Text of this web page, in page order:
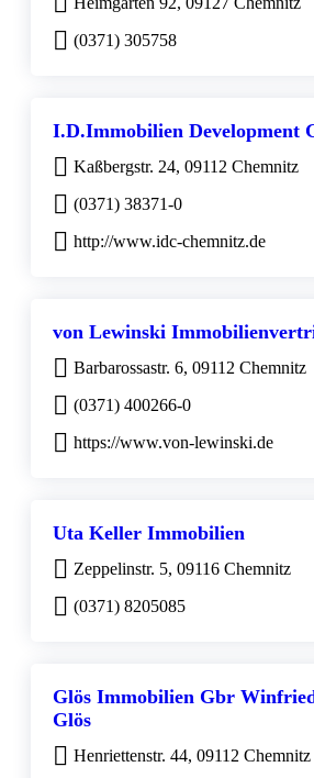
(0371) 305758
I.D.Immobilien Development
Kaßbergstr. 24, 09112 Chemnitz
(0371) 38371-0
http://www.idc-chemnitz.de
von Lewinski
Barbarossastr. 6, 09112 Chemnitz
(0371) 400266-0
https://www.von-lewinski.de
Uta Keller Immobilien
Zeppelinstr. 5, 09116 Chemnitz
(0371) 8205085
Glös Immobilien Gbr
Glös
Henriettenstr. 44, 09112 Chemnitz